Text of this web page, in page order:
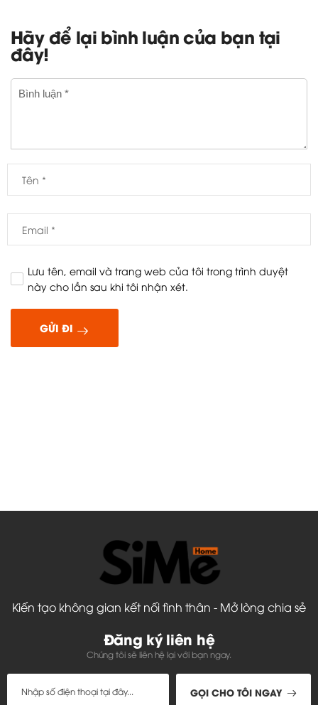
Hãy để lại bình luận của bạn tại
đây!
Lưu tên, email và trang web của tôi trong trình duyệt
này cho lần sau khi tôi nhận xét.
GỬI ĐI
Kiến tạo không gian kết nối tình thân - Mở lòng chia sẻ
Đăng ký liên hệ
Chúng tôi sẽ liên hệ lại với bạn ngay.
GỌI CHO TÔI NGAY